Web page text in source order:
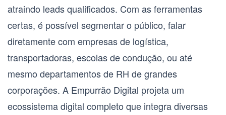
atraindo leads qualificados. Com as ferramentas
certas, é possível segmentar o público, falar
diretamente com empresas de logística,
transportadoras, escolas de condução, ou até
mesmo departamentos de RH de grandes
corporações. A Empurrão Digital projeta um
ecossistema digital completo que integra diversas